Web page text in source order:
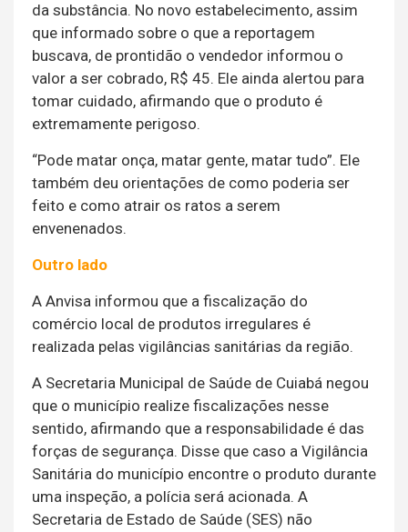
da substância. No novo estabelecimento, assim
que informado sobre o que a reportagem
buscava, de prontidão o vendedor informou o
valor a ser cobrado, R$ 45. Ele ainda alertou para
tomar cuidado, afirmando que o produto é
extremamente perigoso.
“Pode matar onça, matar gente, matar tudo”. Ele
também deu orientações de como poderia ser
feito e como atrair os ratos a serem
envenenados.
Outro lado
A Anvisa informou que a fiscalização do
comércio local de produtos irregulares é
realizada pelas vigilâncias sanitárias da região.
A Secretaria Municipal de Saúde de Cuiabá negou
que o município realize fiscalizações nesse
sentido, afirmando que a responsabilidade é das
forças de segurança. Disse que caso a Vigilância
Sanitária do município encontre o produto durante
uma inspeção, a polícia será acionada. A
Secretaria de Estado de Saúde (SES) não